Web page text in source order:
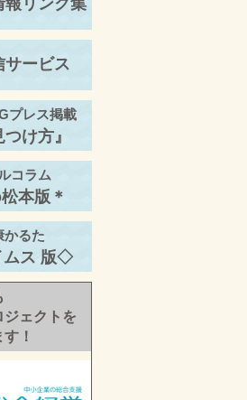
お届けし
ビトネット
トー2023
お届けし
トネット
トー2022
をお届け
サービス
プレス掲載
つけ方』
コラム
本版＊
かるた
ス 版◇
ェクトを
！